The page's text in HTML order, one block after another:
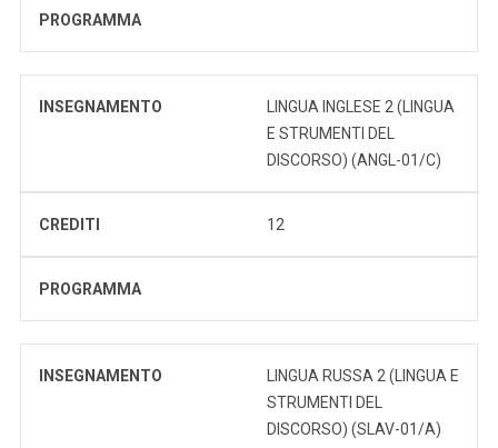
PROGRAMMA
INSEGNAMENTO
LINGUA INGLESE 2 (LINGUA
E STRUMENTI DEL
DISCORSO) (ANGL-01/C)
CREDITI 12
PROGRAMMA
INSEGNAMENTO
LINGUA RUSSA 2 (LINGUA E
STRUMENTI DEL
DISCORSO) (SLAV-01/A)